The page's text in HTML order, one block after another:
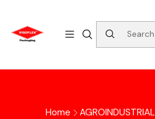
Home AGROINDUSTRIAL